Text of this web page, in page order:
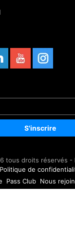
tous droits réservés -
Politique de
Pass Club Nous